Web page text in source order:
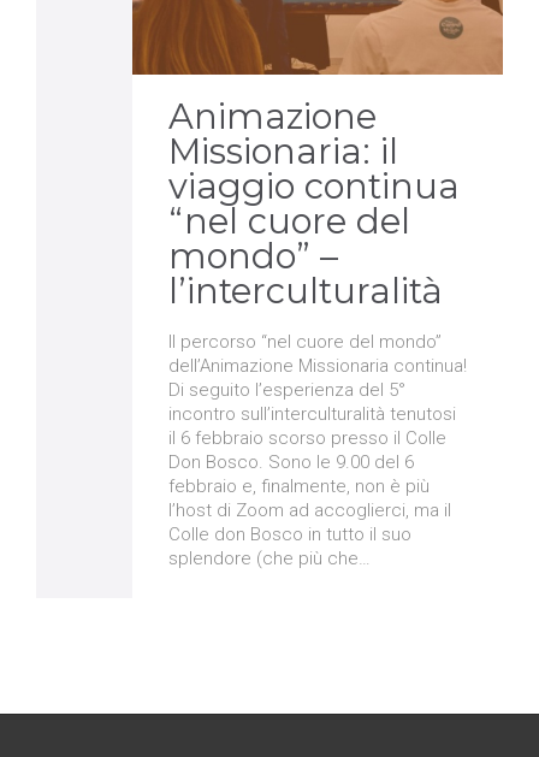
Animazione
Missionaria: il
viaggio continua
“nel cuore del
mondo” –
l’interculturalità
Il percorso “nel cuore del mondo”
dell’Animazione Missionaria continua!
Di seguito l’esperienza del 5°
incontro sull’interculturalità tenutosi
il 6 febbraio scorso presso il Colle
Don Bosco. Sono le 9.00 del 6
febbraio e, finalmente, non è più
l’host di Zoom ad accoglierci, ma il
Colle don Bosco in tutto il suo
splendore (che più che…